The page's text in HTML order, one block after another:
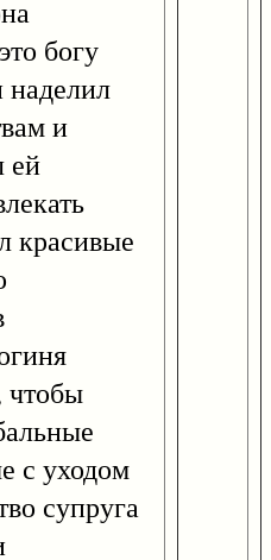
богу
наделил
и
ей
красивые
чтобы
с уходом
супруга